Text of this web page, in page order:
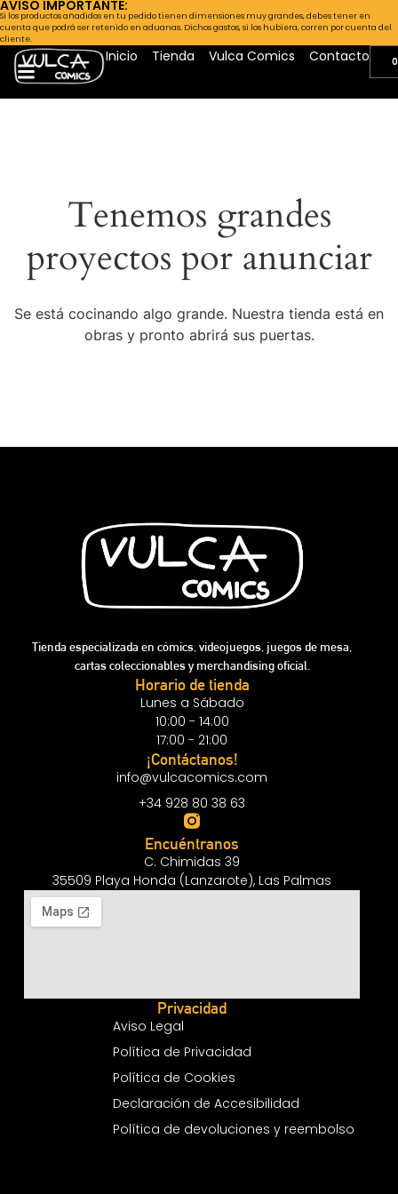
AVISO IMPORTANTE:
Si los productos añadidos en tu pedido tienen dimensiones muy grandes, debes tener en
cuenta que podrá ser retenido en aduanas. Dichos gastos, si los hubiera, corren por cuenta del
cliente.
Inicio Tienda Vulca Comics Contacto
Tenemos grandes
proyectos por anunciar
Se está cocinando algo grande. Nuestra tienda está en
obras y pronto abrirá sus puertas.
Tienda especializada en cómics, videojuegos, juegos de mesa,
cartas coleccionables y merchandising oficial.
Horario de tienda
Lunes a Sábado
10:00 - 14:00
17:00 - 21:00
¡Contáctanos!
info@vulcacomics.com
+34 928 80 38 63
Encuéntranos
C. Chimidas 39
35509 Playa Honda (Lanzarote), Las Palmas
Privacidad
Aviso Legal
Política de Privacidad
Política de Cookies
Declaración de Accesibilidad
Política de devoluciones y reembolso